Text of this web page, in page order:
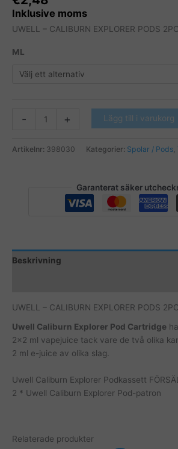
Inklusive moms
UWELL – CALIBURN EXPLORER PODS
ML
-
EXPLORER
+ Lägg till i varukorg
Artikelnr: 398030 Kategorier: Spolar / Pods
Garanterat säker
Beskrivning
UWELL – CALIBURN EXPLORER PODS
Uwell Caliburn Explorer Pod Cartridge
2×2 ml vapejuice tack vare de två olika
2 ml e-juice av olika slag.
Uwell Caliburn Explorer Podkassett
2 * Uwell Caliburn Explorer Pod-patron
Relaterade produkter